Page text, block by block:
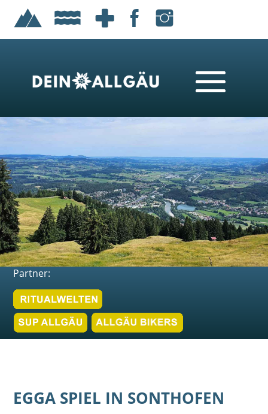
Partner:
EGGA SPIEL IN SONTHOFEN